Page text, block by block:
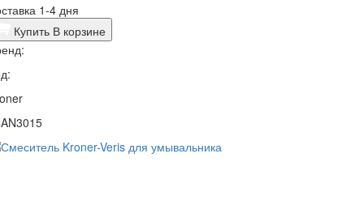
1-4 дня
Купить В корзине